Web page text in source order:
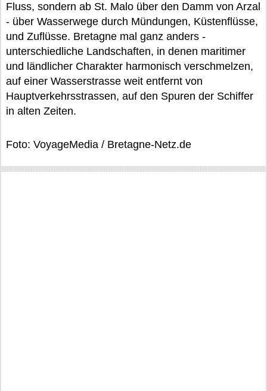
Fluss, sondern ab St. Malo über den Damm von Arzal
- über Wasserwege durch Mündungen, Küstenflüsse,
und Zuflüsse. Bretagne mal ganz anders -
unterschiedliche Landschaften, in denen maritimer
und ländlicher Charakter harmonisch verschmelzen,
auf einer Wasserstrasse weit entfernt von
Hauptverkehrsstrassen, auf den Spuren der Schiffer
in alten Zeiten.
Foto: VoyageMedia / Bretagne-Netz.de